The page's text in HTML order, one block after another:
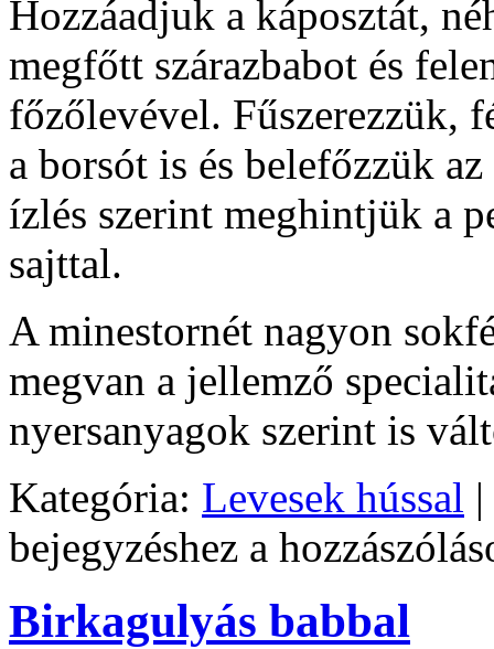
Hozzáadjuk a káposztát,
megfőtt szárazbabot és
főzőlevével. Fűszerezzük,
a borsót is és belefőzzük
ízlés szerint meghintjük a
sajttal.
A minestornét nagyon
megvan a jellemző
nyersanyagok szerint is
Kategória: Levesek hússal
bejegyzéshez a
Birkagulyás babbal